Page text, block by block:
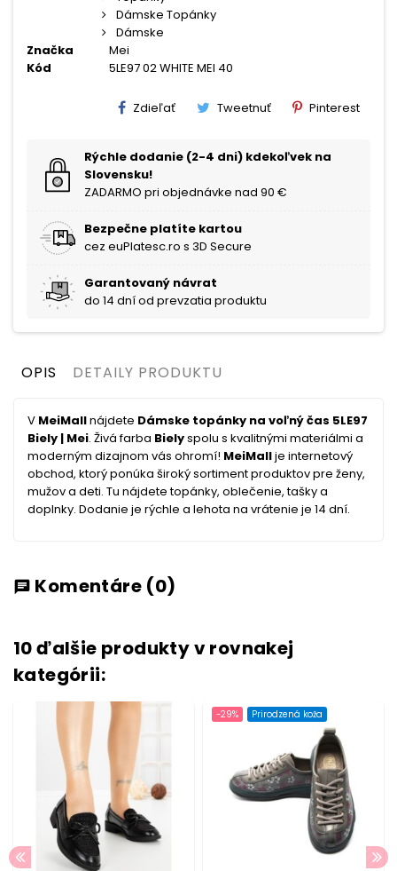
Dámske Topánky
Dámske
Značka
Mei
Kód
5LE97 02 WHITE MEI 40
Zdieľať Tweetnuť Pinterest
Rýchle dodanie (2-4 dni) kdekoľvek na
Slovensku!
ZADARMO pri objednávke nad 90 €
Bezpečne platíte kartou
cez euPlatesc.ro s 3D Secure
Garantovaný návrat
do 14 dní od prevzatia produktu
OPIS DETAILY PRODUKTU
V MeiMallnájdete Dámske topánky na voľný čas 5LE97
Biely | Mei. Živá farba Bielyspolu s kvalitnými materiálmi a
moderným dizajnom vás ohromí! MeiMallje internetový
obchod, ktorý ponúka široký sortiment produktov pre ženy,
mužov a deti. Tu nájdete topánky, oblečenie, tašky a
doplnky. Dodanie je rýchle a lehota na vrátenie je 14 dní.
chat Komentáre (0)
10 ďalšie produkty v rovnakej
kategórii:
-29% Prirodzená koža